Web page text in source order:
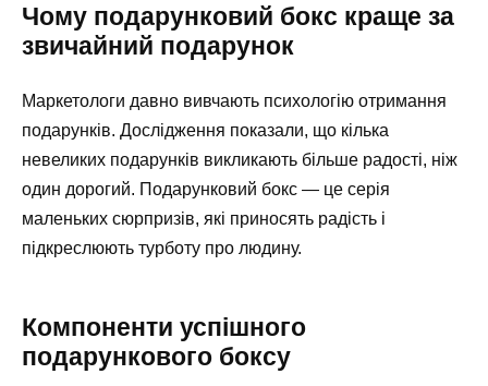
Чому подарунковий бокс краще за
звичайний подарунок
Маркетологи давно вивчають психологію отримання
подарунків. Дослідження показали, що кілька
невеликих подарунків викликають більше радості, ніж
один дорогий. Подарунковий бокс — це серія
маленьких сюрпризів, які приносять радість і
підкреслюють турботу про людину.
Компоненти успішного
подарункового боксу